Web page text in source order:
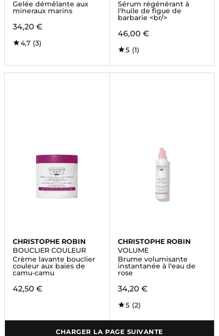
Gelée démêlante aux
mineraux marins
34,20 €
4,7 (3)
Sérum régénérant à
l'huile de figue de
barbarie <br/>
46,00 €
5 (1)
CHRISTOPHE ROBIN
BOUCLIER COULEUR
Crème lavante bouclier
couleur aux baies de
camu-camu
42,50 €
CHRISTOPHE ROBIN
VOLUME
Brume volumisante
instantanée à l'eau de
rose
34,20 €
5 (2)
CHARGER LA PAGE SUIVANTE